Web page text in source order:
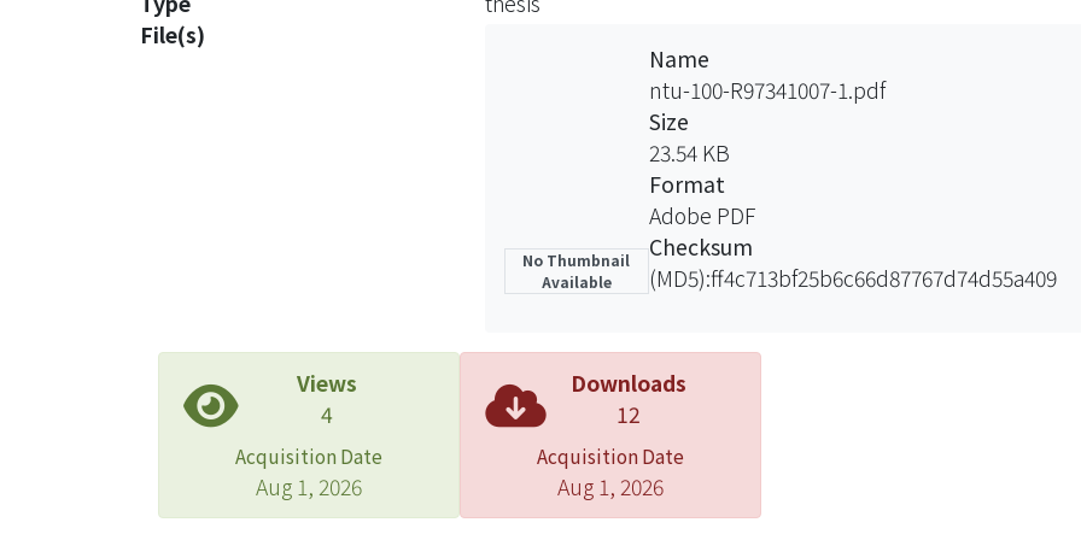
到整個東亞金融深化程度尚淺，即使無法成立最適貨幣區，但
域整合四階段，而人民幣在清邁協議中大國主導的部分反應
以及在亞洲債券市場、亞洲貨幣單位的表現，表明在中國不
圍正不斷以官方的形式出現，可以視為提高人民幣國際使用
分，同樣可以從國際貨幣在區域內和外的職能拓展做出解釋
限於區域內，在全球市場所占份額並不高時，其發展可被歸
在全球經貿領域中不斷滲透，其影響力已超越出周邊區域進
File(s)
No Thumbnail
Available
Name
ntu-100-R97341007-1.pdf
Size
23.54 KB
Format
Adobe PDF
Checksum
(MD5):ff4c713bf25b6c66d87767d74d55a409
Views
4
Acquisition Date
Aug 1, 2026
Downloads
12
Acquisition Date
Aug 1, 2026